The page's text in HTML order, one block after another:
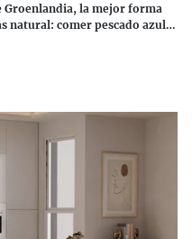
Groenlandia, la mejor forma
natural: comer pescado azul.